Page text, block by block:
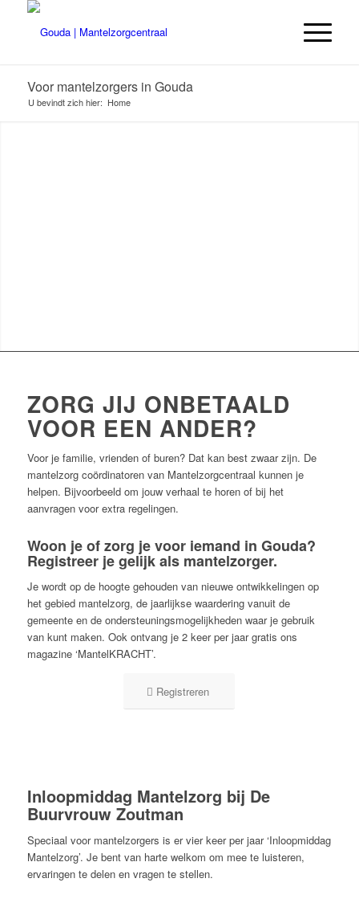
Voor mantelzorgers in Gouda
U bevindt zich hier: Home
ZORG JIJ ONBETAALD
VOOR EEN ANDER?
Voor je familie, vrienden of buren? Dat kan best zwaar zijn. De
mantelzorg coördinatoren van Mantelzorgcentraal kunnen je
helpen. Bijvoorbeeld om jouw verhaal te horen of bij het
aanvragen voor extra regelingen.
Woon je of zorg je voor iemand in Gouda?
Registreer je gelijk als mantelzorger.
Je wordt op de hoogte gehouden van nieuwe ontwikkelingen op
het gebied mantelzorg, de jaarlijkse waardering vanuit de
gemeente en de ondersteuningsmogelijkheden waar je gebruik
van kunt maken. Ook ontvang je 2 keer per jaar gratis ons
magazine ‘MantelKRACHT’.
Registreren
Inloopmiddag Mantelzorg bij De
Buurvrouw Zoutman
Speciaal voor mantelzorgers is ervier keer per jaar‘Inloopmiddag
Mantelzorg’. Jebentvan harte welkom om mee te luisteren,
ervaringen te delen en vragen te stellen.